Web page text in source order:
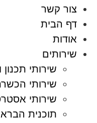
צור קשר
דף הבית
אודות
שירותים
שירותי תכנון
שירותי
שירותי
תוכנית